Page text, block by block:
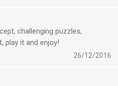
challenging puzzles,
play it and enjoy!
26/12/2016